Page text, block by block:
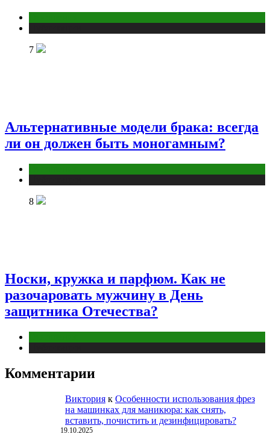
7
Альтернативные модели брака: всегда
ли он должен быть моногамным?
8
Носки, кружка и парфюм. Как не
разочаровать мужчину в День
защитника Отечества?
Комментарии
Виктория к Особенности использования фрез
на машинках для маникюра: как снять,
вставить, почистить и дезинфицировать?
19.10.2025